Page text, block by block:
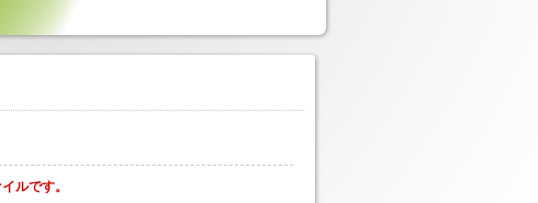
ルです。